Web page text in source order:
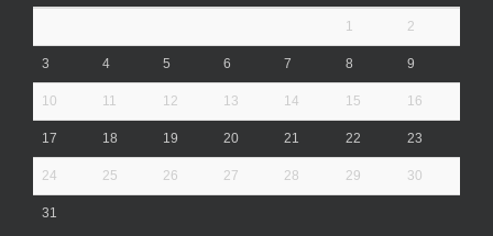
1 2
3 4 5 6 7 8 9
10 11 12 13 14 15 16
17 18 19 20 21 22 23
24 25 26 27 28 29 30
31